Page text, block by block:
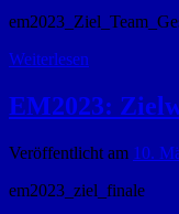
Weiterlesen
EM2023:
Veröffentlicht am 10.
em2023_ziel_finale